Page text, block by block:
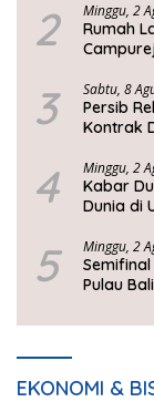
2 Minggu, 2
Rumah
3 Sabtu, 8
Persib
Kontrak
4 Minggu, 2
Kabar
Dunia di
5 Minggu, 2
Pulau Bali
EKONOMI &